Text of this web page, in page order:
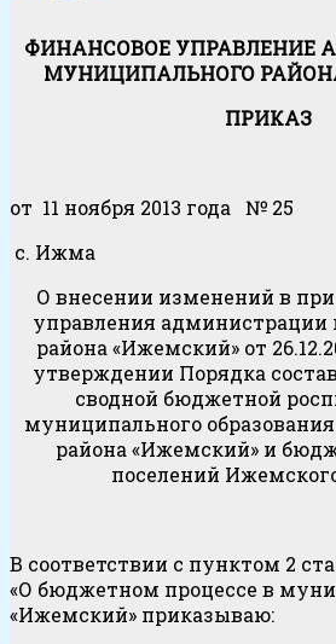
ФИНАНСОВОЕ УПРАВЛЕНИЕ
МУНИЦИПАЛЬНОГО
ПРИКАЗ
от 11 ноября 2013 года № 25
с. Ижма
О внесении изменений в
управления
района «Ижемский» от
утверждении Порядка
сводной бюджетной
муниципального
района «Ижемский» и
поселений
В соответствии с пунктом 2
«О бюджетном процессе в
«Ижемский» приказываю: